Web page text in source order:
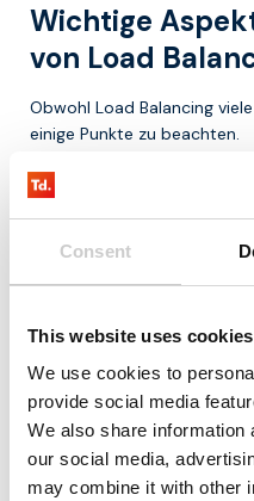
Consent
This website uses cookies
We use cookies to
provide social media
We also share information
our social media,
may combine it with other
Wichtige
von Load
Obwohl Load Balancing
einige Punkte zu beachten.
Komplexität
Die Einrichtung und
Single Point of
Wenn der Load Balancer
Auswirkungen haben.
eingesetzt.